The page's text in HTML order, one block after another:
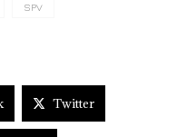
SPV
Twitter